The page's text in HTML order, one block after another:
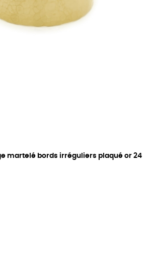
martelé bords irréguliers plaqué or 24